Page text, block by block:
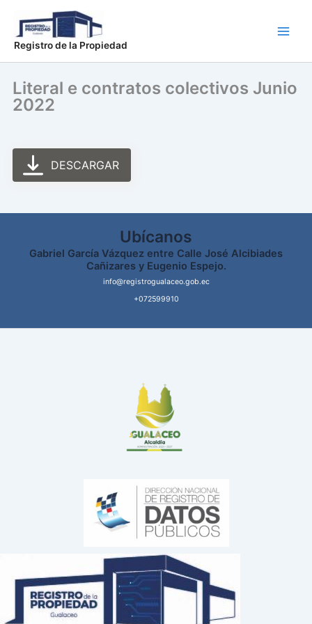
contenido
Registro de la Propiedad
Literal e contratos colectivos Junio
2022
DESCARGAR
Ubícanos
Gabriel García Vázquez entre Calle José Alcibiades
Cañizares y Eugenio Espejo.
info@registrogualaceo.gob.ec
+072599910